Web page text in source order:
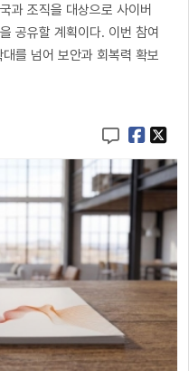
과 조직을 대상으로 사이버
공유할 계획이다. 이번 참여
를 넘어 보안과 회복력 확보